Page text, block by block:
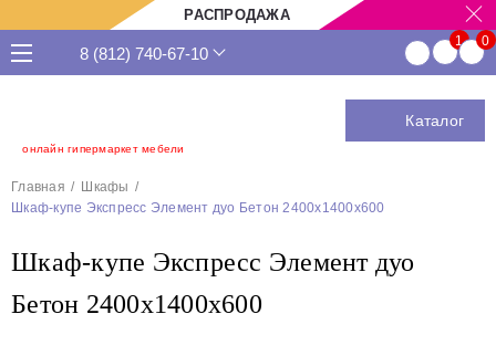
РАСПРОДАЖА
онлайн гипермаркет мебели
8 (812) 740-67-10
Каталог
Главная
Шкафы
Шкаф-купе Экспресс Элемент дуо Бетон 2400х1400х600
Шкаф-купе Экспресс Элемент дуо
Бетон 2400х1400х600